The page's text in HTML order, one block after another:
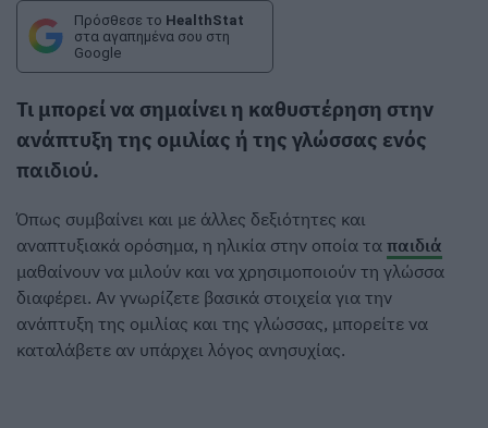
Πρόσθεσε το HealthStat
στα αγαπημένα σου στη
Google
Τι μπορεί να σημαίνει η καθυστέρηση στην
ανάπτυξη της ομιλίας ή της γλώσσας ενός
παιδιού.
Όπως συμβαίνει και με άλλες δεξιότητες και
αναπτυξιακά ορόσημα, η ηλικία στην οποία τα παιδιά
μαθαίνουν να μιλούν και να χρησιμοποιούν τη γλώσσα
διαφέρει. Αν γνωρίζετε βασικά στοιχεία για την
ανάπτυξη της ομιλίας και της γλώσσας, μπορείτε να
καταλάβετε αν υπάρχει λόγος ανησυχίας.